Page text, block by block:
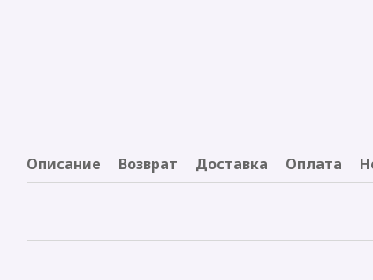
Описание Возврат Доставка Оплата